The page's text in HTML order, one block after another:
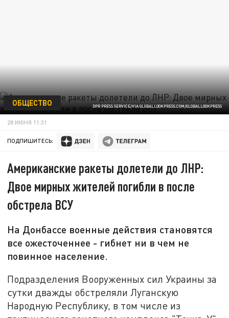
DPR PRESS SERVICE/VIA GLOBALLOOKPRESS.COM/GLOBALLOOKPRESS
ОБЩЕСТВО
28 ИЮНЯ 11:31
ПОДПИШИТЕСЬ:
Американские ракеты долетели до ЛНР:
Двое мирных жителей погибли в после
обстрела ВСУ
На Донбассе военные действия становятся
все ожесточеннее - гибнет ни в чем не
повинное население.
Подразделения Вооруженных сил Украины за
сутки дважды обстреляли Луганскую
Народную Республику, в том числе из